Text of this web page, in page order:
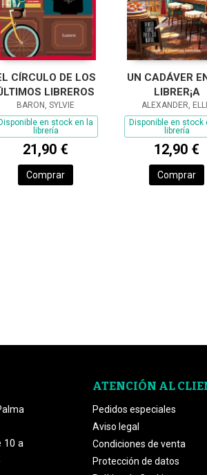
CÍRCULO DE LOS
LIBREROS
BARON, SYLVIE
Disponible en stock en la
librería
21,90 €
Comprar
UN CADÁVER
LIBRER¡A
ALEXANDER,
Disponible en stock
librería
12,90 €
Comprar
10 a
ATENCIÓN AL
Pedidos especiales
Aviso legal
Condiciones de venta
Protección de datos